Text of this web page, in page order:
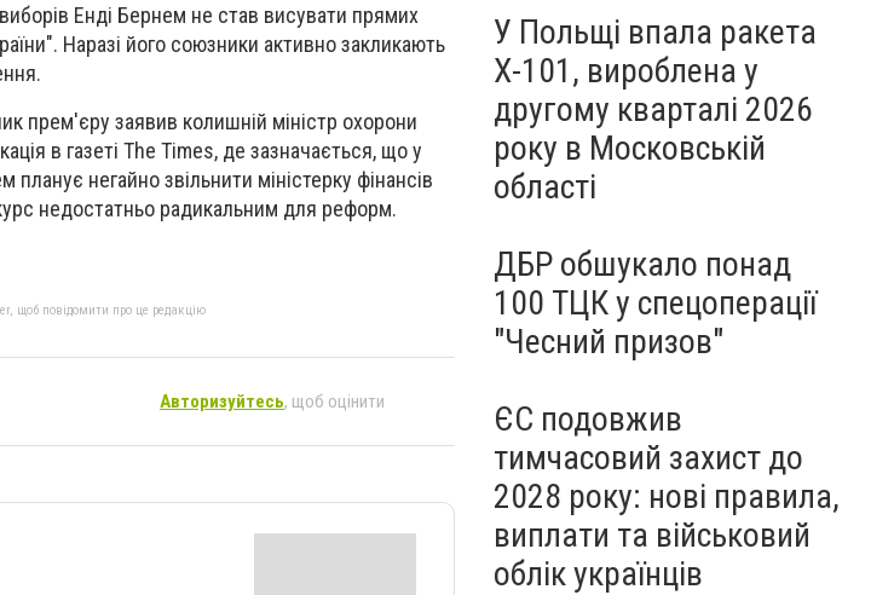
Енді Бернем не став висувати прямих
Наразі його союзники активно закликають
прем'єру заявив колишній міністр охорони
в газеті The Times, де зазначається, що у
негайно звільнити міністерку фінансів
недостатньо радикальним для реформ.
щоб повідомити про це редакцію
Авторизуйтесь, щоб оцінити
У Польщі впала ракета
Х-101, вироблена у
другому кварталі 2026
року в Московській
області
ДБР обшукало понад
100 ТЦК у спецоперації
"Чесний призов"
ЄС подовжив
тимчасовий захист до
2028 року: нові правила,
виплати та військовий
облік українців